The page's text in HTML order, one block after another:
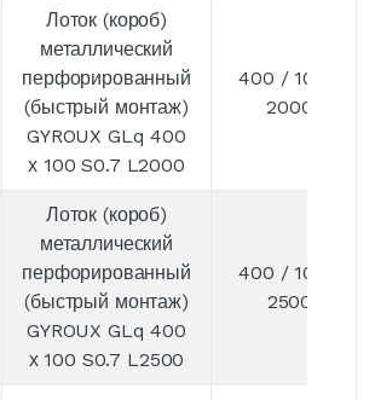
Лоток (короб)
металлический
перфорированный
(быстрый монтаж)
GYROUX GLq 400
х 100 S0.7 L2000
400 / 100 /
2000
Лоток (короб)
металлический
перфорированный
(быстрый монтаж)
GYROUX GLq 400
х 100 S0.7 L2500
400 / 100 /
2500